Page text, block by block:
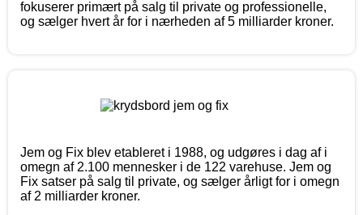
fokuserer primært på salg til private og professionelle,
og sælger hvert år for i nærheden af 5 milliarder kroner.
Jem og Fix blev etableret i 1988, og udgøres i dag af i
omegn af 2.100 mennesker i de 122 varehuse. Jem og
Fix satser på salg til private, og sælger årligt for i omegn
af 2 milliarder kroner.